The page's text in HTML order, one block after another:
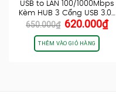
USB to LAN 100/1000Mbps
Kèm HUB 3 Cổng USB 3.0…
650.000₫ Giá
gốc
là:
650.000₫.
620.000₫Giá
THÊM VÀO GIỎ HÀNG